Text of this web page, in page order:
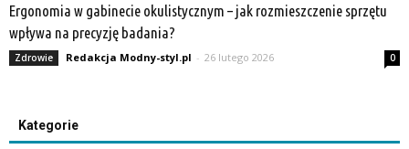
Ergonomia w gabinecie okulistycznym – jak rozmieszczenie sprzętu
wpływa na precyzję badania?
Zdrowie Redakcja Modny-styl.pl - 26 lutego 2026 0
Kategorie